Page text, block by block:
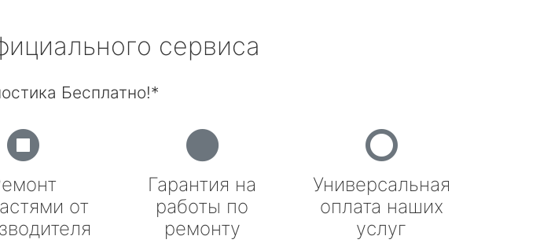
сервиса
Бесплатно!*
от
Гарантия на
работы по
ремонту
Универсальная
оплата наших
услуг